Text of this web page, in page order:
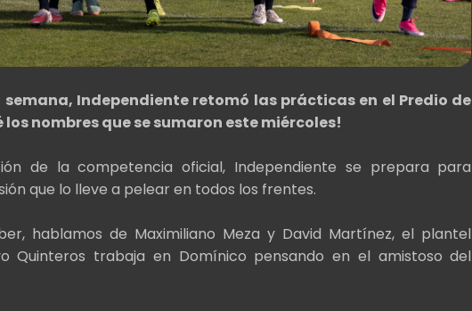
semana, Independiente retomó las prácticas en el Predio de
nombres que se sumaron este miércoles!
de la competencia oficial, Independiente se prepara para
que lo lleve a pelear en todos los frentes.
hablamos de Maximiliano Meza y David Martínez, el plantel
Quinteros trabaja en Domínico pensando en el amistoso del